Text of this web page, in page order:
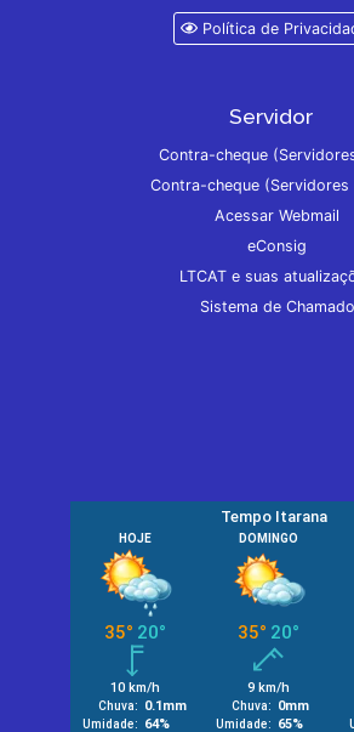
Política de
Servidor
Contra-cheque
Contra-cheque (Servidores
Acessar Webmail
eConsig
LTCAT e suas
Sistema de Chamado